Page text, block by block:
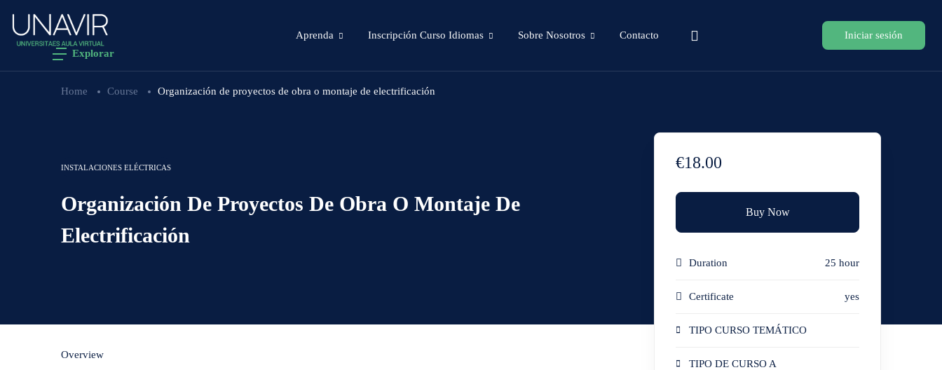
Explorar
Aprenda Inscripción Curso Idiomas Sobre Nosotros Contacto Iniciar sesión
Home Course Organización de proyectos de obra o montaje de electrificación
INSTALACIONES ELÉCTRICAS
Organización De Proyectos De Obra O Montaje De
Electrificación
Overview
€18.00
Buy Now
Duration 25 hour
Certificate yes
TIPO CURSO TEMÁTICO
TIPO DE CURSO A